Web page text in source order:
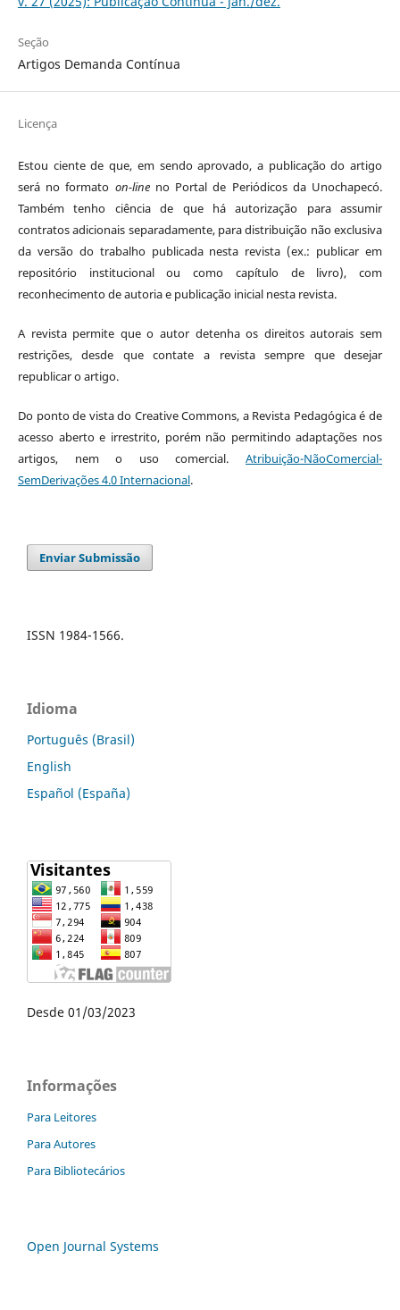
Seção
Artigos Demanda Contínua
Licença
Estou ciente de que, em sendo aprovado, a publicação do artigo
será no formato on-lineno Portal de Periódicos da Unochapecó.
Também tenho ciência de que há autorização para assumir
contratos adicionais separadamente, para distribuição não exclusiva
da versão do trabalho publicada nesta revista (ex.: publicar em
repositório institucional ou como capítulo de livro), com
reconhecimento de autoria e publicação inicial nesta revista.
A revista permite que o autor detenha os direitos autorais sem
restrições, desde que contate a revista sempre que desejar
republicar o artigo.
Do ponto de vista do Creative Commons, a Revista Pedagógica é de
acesso aberto e irrestrito, porém não permitindo adaptações nos
artigos, nem o uso comercial.Atribuição-NãoComercial-
SemDerivações 4.0 Internacional.
Enviar Submissão
ISSN 1984-1566.
Idioma
Português (Brasil)
English
Español (España)
Desde 01/03/2023
Informações
Para Leitores
Para Autores
Para Bibliotecários
Open Journal Systems